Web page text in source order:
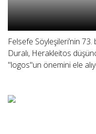
Felsefe Söyleşileri’nin
Duralı, Herakleitos
"logos"un önemini ele